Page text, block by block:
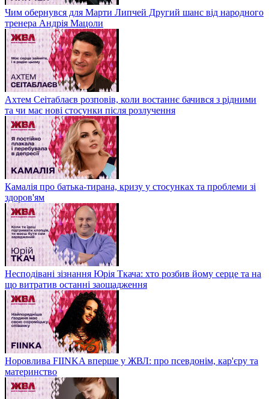
Чим обернувся для Марти Липчей Другий шанс від народного
тренера Андрія Мацоли
Ахтем Сеітаблаєв розповів, коли востаннє бачився з рідними
та чи має нові стосунки після розлучення
Камалія про батька-тирана, кризу у стосунках та проблеми зі
здоров'ям
Несподівані зізнання Юрія Ткача: хто розбив йому серце та на
що витратив останні заощадження
Норовлива FIINKA вперше у ЖВЛ: про псевдонім, кар'єру та
материнство